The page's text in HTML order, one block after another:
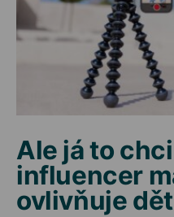
Ale já to
influencer
ovlivňuje